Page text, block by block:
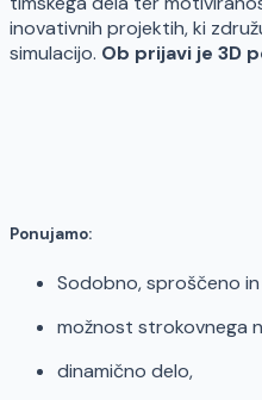
inovativnih projektih, ki
simulacijo. Ob prijavi je 3D
Ponujamo:
Sodobno, sproščeno
možnost strokovnega
dinamično delo,